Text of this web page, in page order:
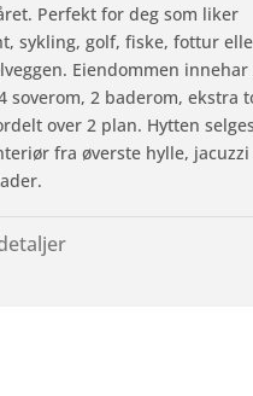
Perfekt for deg som liker
sykling, golf, fiske, fottur
Eiendommen
soverom, 2 baderom, ekstra
over 2 plan. Hytten
fra øverste hylle, jacuzzi